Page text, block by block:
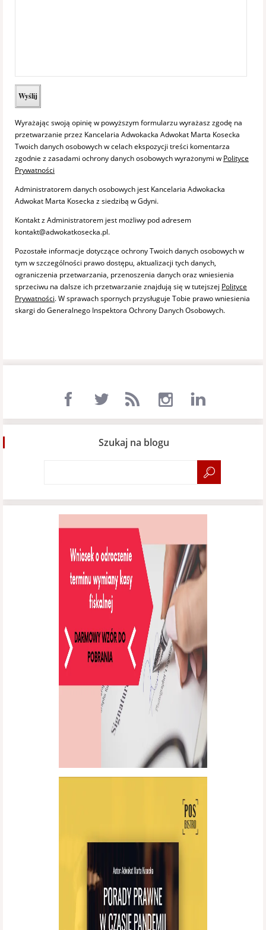
Wyrażając swoją opinię w powyższym formularzu wyrażasz zgodę na
przetwarzanie przez Kancelaria Adwokacka Adwokat Marta Kosecka
Twoich danych osobowych w celach ekspozycji treści komentarza
zgodnie z zasadami ochrony danych osobowych wyrażonymi w Polityce
Prywatności
Administratorem danych osobowych jest Kancelaria Adwokacka
Adwokat Marta Kosecka z siedzibą w Gdyni.
Kontakt z Administratorem jest możliwy pod adresem
kontakt@adwokatkosecka.pl.
Pozostałe informacje dotyczące ochrony Twoich danych osobowych w
tym w szczególności prawo dostępu, aktualizacji tych danych,
ograniczenia przetwarzania, przenoszenia danych oraz wniesienia
sprzeciwu na dalsze ich przetwarzanie znajdują się w tutejszej Polityce
Prywatności. W sprawach spornych przysługuje Tobie prawo wniesienia
skargi do Generalnego Inspektora Ochrony Danych Osobowych.
Szukaj na blogu